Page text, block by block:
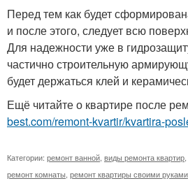
Перед тем как будет
и после этого, следует всю
Для надежности уже в
частично строительную
будет держаться клей и
Ещё читайте о квартире после
best.com/remont-kvartir/kvartira-
Категории: ремонт ванной виды ремонта квартир
ремонт комнаты ремонт квартиры своими руками